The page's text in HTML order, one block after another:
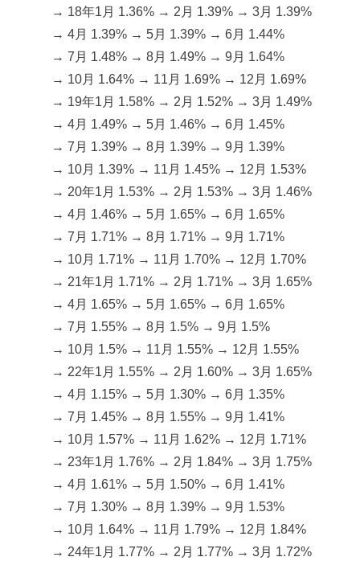
→ 18年1月 1.36% → 2月 1.39% → 3月 1.39%
→ 4月 1.39% → 5月 1.39% → 6月 1.44%
→ 7月 1.48% → 8月 1.49% → 9月 1.64%
→ 10月 1.64% → 11月 1.69% → 12月 1.69%
→ 19年1月 1.58% → 2月 1.52% → 3月 1.49%
→ 4月 1.49% → 5月 1.46% → 6月 1.45%
→ 7月 1.39% → 8月 1.39% → 9月 1.39%
→ 10月 1.39% → 11月 1.45% → 12月 1.53%
→ 20年1月 1.53% → 2月 1.53% → 3月 1.46%
→ 4月 1.46% → 5月 1.65% → 6月 1.65%
→ 7月 1.71% → 8月 1.71% → 9月 1.71%
→ 10月 1.71% → 11月 1.70% → 12月 1.70%
→ 21年1月 1.71% → 2月 1.71% → 3月 1.65%
→ 4月 1.65% → 5月 1.65% → 6月 1.65%
→ 7月 1.55% → 8月 1.5% → 9月 1.5%
→ 10月 1.5% → 11月 1.55% → 12月 1.55%
→ 22年1月 1.55% → 2月 1.60% → 3月 1.65%
→ 4月 1.15% → 5月 1.30% → 6月 1.35%
→ 7月 1.45% → 8月 1.55% → 9月 1.41%
→ 10月 1.57% → 11月 1.62% → 12月 1.71%
→ 23年1月 1.76% → 2月 1.84% → 3月 1.75%
→ 4月 1.61% → 5月 1.50% → 6月 1.41%
→ 7月 1.30% → 8月 1.39% → 9月 1.53%
→ 10月 1.64% → 11月 1.79% → 12月 1.84%
→ 24年1月 1.77% → 2月 1.77% → 3月 1.72%